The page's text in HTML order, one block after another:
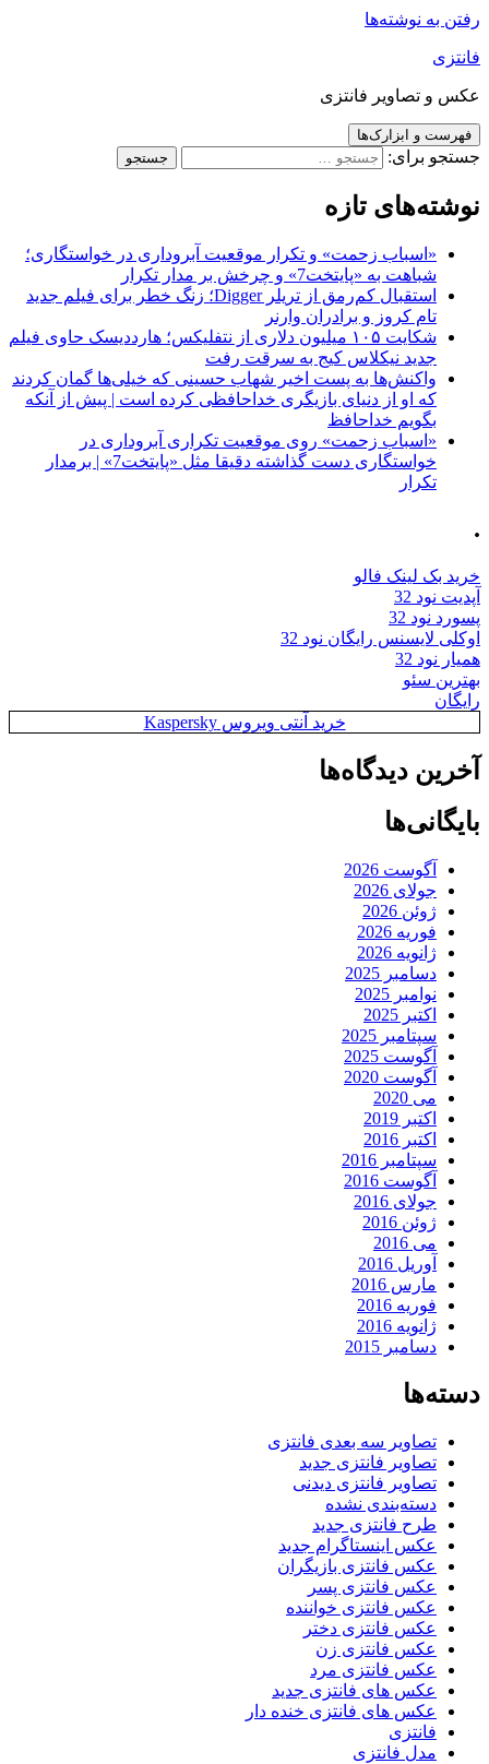
رفتن به نوشته‌ها
فانتزی
عکس و تصاویر فانتزی
فهرست و ابزارک‌ها
جستجو برای:
نوشته‌های تازه
«اسباب زحمت» و تکرار موقعیت آبروداری در خواستگاری؛
شباهت به «پایتخت7» و چرخش بر مدار تکرار
استقبال کم‌رمق از تریلر Digger؛ زنگ خطر برای فیلم جدید
تام کروز و برادران وارنر
شکایت ۱۰۵ میلیون دلاری از نتفلیکس؛ هارددیسک حاوی فیلم
جدید نیکلاس کیج به سرقت رفت
واکنش‌ها به پست اخیر شهاب حسینی که خیلی‌ها گمان کردند
که او از دنیای بازیگری خداحافظی کرده است | پیش از آنکه
بگویم خداحافظ
«اسباب زحمت» روی موقعیت تکراری آبروداری در
خواستگاری دست گذاشته دقیقا مثل «پایتخت7» | برمدار
تکرار
.
خرید بک لینک فالو
آپدیت نود 32
پسورد نود 32
اوکلی لایسنس رایگان نود 32
همیار نود 32
بهترین سئو
رایگان
خرید آنتی ویروس Kaspersky
آخرین دیدگاه‌ها
بایگانی‌ها
آگوست 2026
جولای 2026
ژوئن 2026
فوریه 2026
ژانویه 2026
دسامبر 2025
نوامبر 2025
اکتبر 2025
سپتامبر 2025
آگوست 2025
آگوست 2020
می 2020
اکتبر 2019
اکتبر 2016
سپتامبر 2016
آگوست 2016
جولای 2016
ژوئن 2016
می 2016
آوریل 2016
مارس 2016
فوریه 2016
ژانویه 2016
دسامبر 2015
دسته‌ها
تصاویر سه بعدی فانتزی
تصاویر فانتزی جدید
تصاویر فانتزی دیدنی
دسته‌بندی نشده
طرح فانتزی جدید
عکس اینستاگرام جدید
عکس فانتزی بازیگران
عکس فانتزی پسر
عکس فانتزی خواننده
عکس فانتزی دختر
عکس فانتزی زن
عکس فانتزی مرد
عکس های فانتزی جدید
عکس های فانتزی خنده دار
فانتزی
مدل فانتزی